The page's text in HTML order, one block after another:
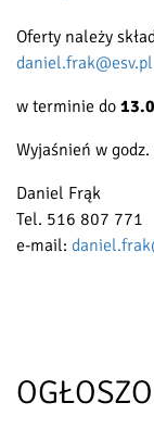
Oferty należy
daniel.frak@esv.pl
w terminie do
Wyjaśnień w godz.
Daniel Frąk
Tel. 516 807 771
e-mail: